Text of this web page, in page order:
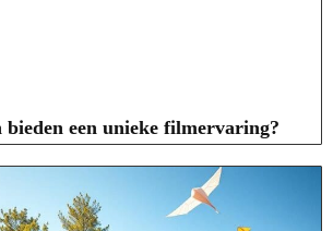
bieden een unieke filmervaring?